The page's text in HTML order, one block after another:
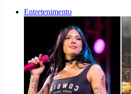
Entretenimento